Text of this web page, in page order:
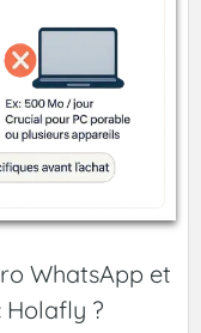
WhatsApp et
Holafly ?